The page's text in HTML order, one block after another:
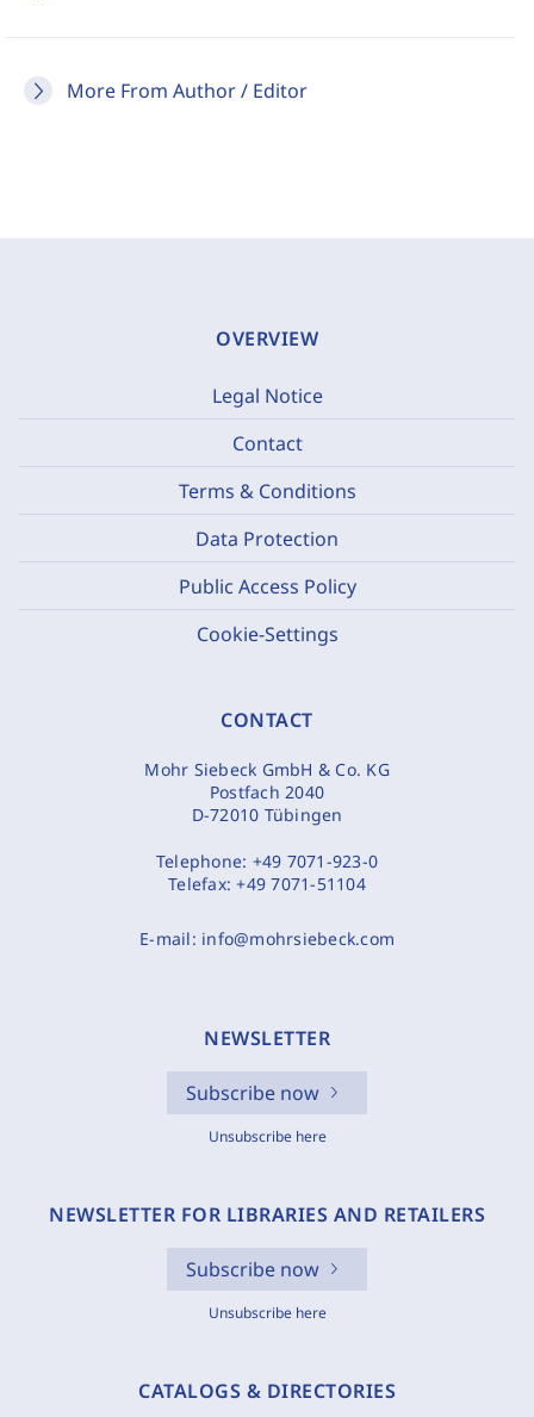
More From Author / Editor
OVERVIEW
Legal Notice
Contact
Terms & Conditions
Data Protection
Public Access Policy
Cookie-Settings
CONTACT
Mohr Siebeck GmbH & Co. KG
Postfach 2040
D-72010 Tübingen
Telephone: +49 7071-923-0
Telefax:+49 7071-51104
E-mail: info@mohrsiebeck.com
NEWSLETTER
Subscribe now
Unsubscribe here
NEWSLETTER FOR LIBRARIES AND RETAILERS
Subscribe now
Unsubscribe here
CATALOGS & DIRECTORIES